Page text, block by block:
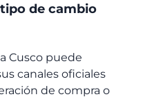
de cambio
Cusco puede
canales oficiales
de compra o